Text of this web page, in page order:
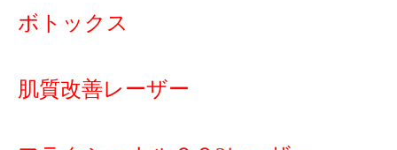
ボトックス
肌質改善レーザー